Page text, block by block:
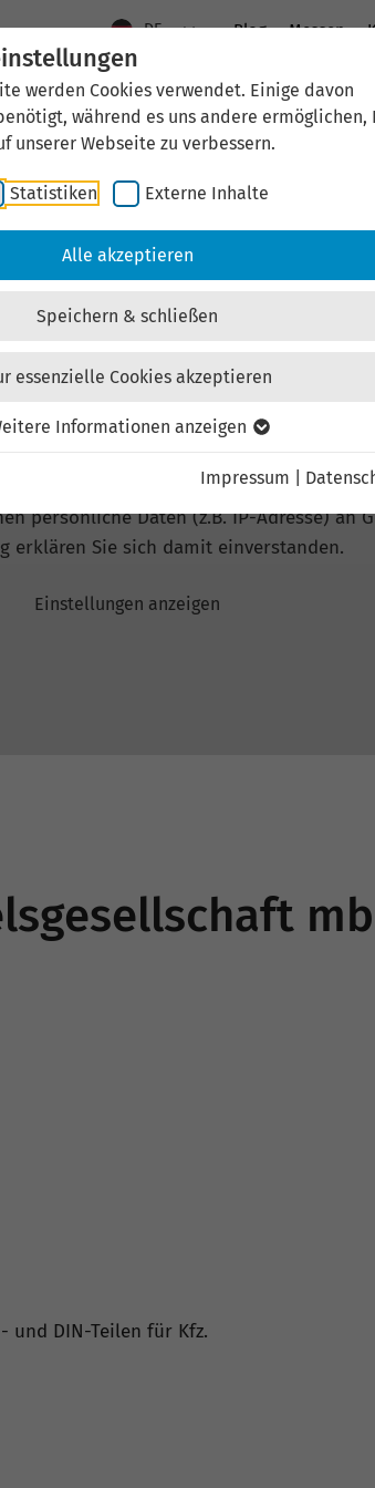
werden Cookies verwendet. Einige davon
während es uns andere ermöglichen,
unserer Webseite zu verbessern.
Statistiken Externe Inhalte
Alle akzeptieren
Speichern & schließen
essenzielle Cookies akzeptieren
Informationen anzeigen
Impressum
DE Blog Messen
Standort Thüringen
Investieren & Ansiedeln Unternehmen &
Externen Inhalt laden
Inhalte, um Ihnen zusätzliche
persönliche Daten (z.B. IP-Adresse) an
erklären Sie sich damit einverstanden.
Einstellungen anzeigen
und DIN-Teilen für Kfz.